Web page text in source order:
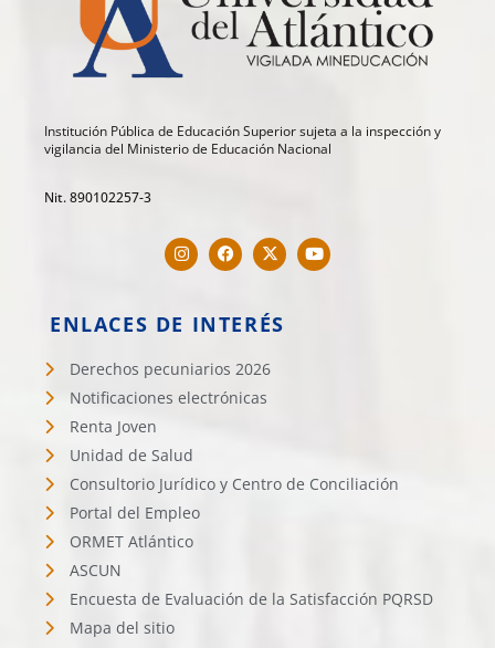
Institución Pública de Educación Superior sujeta a la inspección y
vigilancia del Ministerio de Educación Nacional
Nit. 890102257-3
ENLACES DE INTERÉS
Derechos pecuniarios 2026
Notificaciones electrónicas
Renta Joven
Unidad de Salud
Consultorio Jurídico y Centro de Conciliación
Portal del Empleo
ORMET Atlántico
ASCUN
Encuesta de Evaluación de la Satisfacción PQRSD
Mapa del sitio